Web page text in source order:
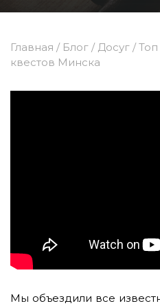
Главная / Блог / Досуг /
квестов Минска
Мы объездили все